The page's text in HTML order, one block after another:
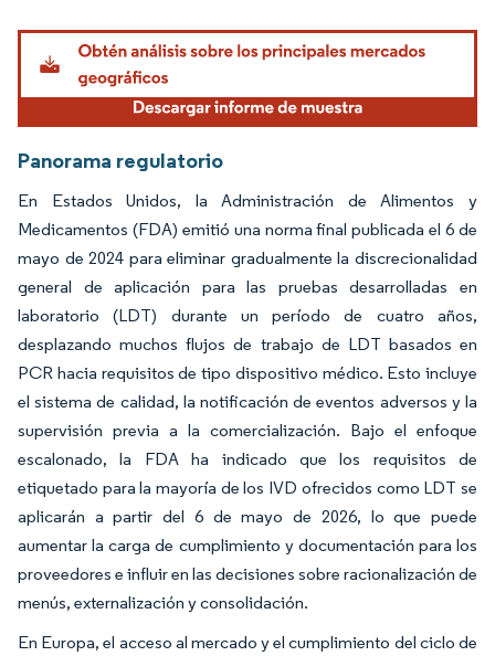
Imagen © Mordor Intelligence. El uso requiere atribución según CC BY 4.0.
Panorama regulatorio
En Estados Unidos, la Administración de Alimentos y
Medicamentos (FDA) emitió una norma final publicada el 6 de
mayo de 2024 para eliminar gradualmente la discrecionalidad
general de aplicación para las pruebas desarrolladas en
laboratorio (LDT) durante un período de cuatro años,
desplazando muchos flujos de trabajo de LDT basados en
PCR hacia requisitos de tipo dispositivo médico. Esto incluye
el sistema de calidad, la notificación de eventos adversos y la
supervisión previa a la comercialización. Bajo el enfoque
escalonado, la FDA ha indicado que los requisitos de
etiquetado para la mayoría de los IVD ofrecidos como LDT se
aplicarán a partir del 6 de mayo de 2026, lo que puede
aumentar la carga de cumplimiento y documentación para los
proveedores e influir en las decisiones sobre racionalización de
menús, externalización y consolidación.
En Europa, el acceso al mercado y el cumplimiento del ciclo de